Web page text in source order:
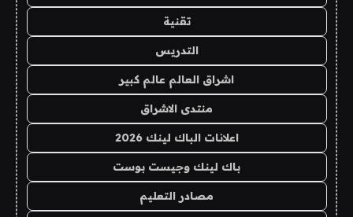
تقنية
التدريس
اشراق العالم عالم كبير
منتدى الاشراق
اعلانات الباك لينك 2026
باك لينك وجيست بوست
مصادر التعليم